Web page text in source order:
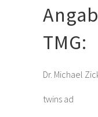
TMG:
Dr. Michael
twins ad